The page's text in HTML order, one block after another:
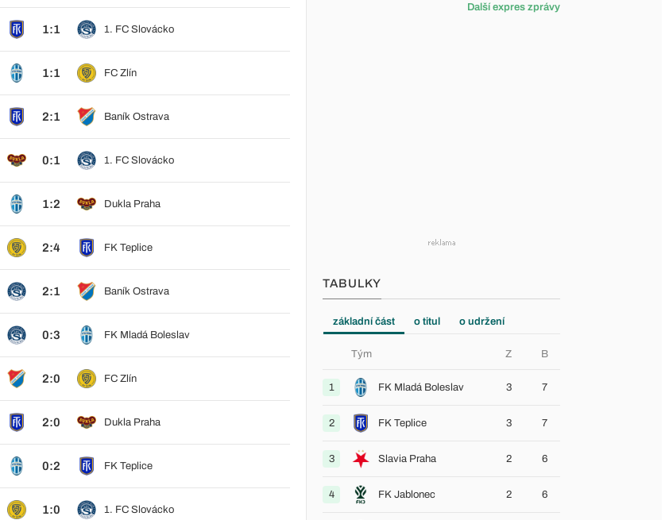
1:1 1. FC Slovácko
1:1 FC Zlín
2:1 Baník Ostrava
0:1 1. FC Slovácko
1:2 Dukla Praha
2:4 FK Teplice
2:1 Baník Ostrava
0:3 FK Mladá Boleslav
2:0 FC Zlín
2:0 Dukla Praha
0:2 FK Teplice
1:0 1. FC Slovácko
Další expres zprávy
TABULKY
základní část o titul o udržení
Tým Z B
1 FK Mladá Boleslav 3 7
2 FK Teplice 3 7
3 Slavia Praha 2 6
4 FK Jablonec 2 6